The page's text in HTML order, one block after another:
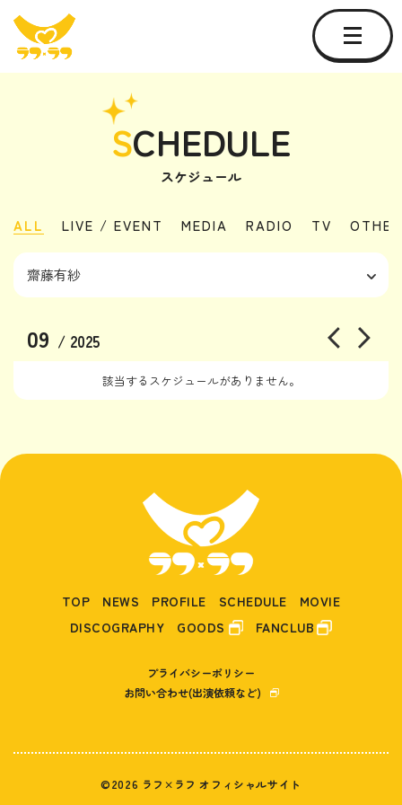
SCHEDULE
スケジュール
ALL LIVE / EVENT MEDIA RADIO TV OTHER
09 / 2025
該当するスケジュールがありません。
TOP NEWS PROFILE SCHEDULE
MOVIE
DISCOGRAPHY
GOODS FANCLUB
プライバシーポリシー
お問い合わせ(出演依頼など)
©2026 ラフ×ラフ オフィシャルサイト